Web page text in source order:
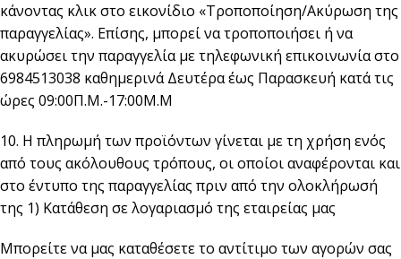
κάνοντας κλικ στο εικονίδιο «Τροποποίηση/Ακύρωση της
παραγγελίας». Επίσης, μπορεί να τροποποιήσει ή να
ακυρώσει την παραγγελία με τηλεφωνική επικοινωνία στο
6984513038 καθημερινά Δευτέρα έως Παρασκευή κατά τις
ώρες 09:00Π.Μ.-17:00Μ.Μ
10. Η πληρωμή των προϊόντων γίνεται με τη χρήση ενός
από τους ακόλουθους τρόπους, οι οποίοι αναφέρονται και
στο έντυπο της παραγγελίας πριν από την ολοκλήρωσή
της 1) Κατάθεση σε λογαριασμό της εταιρείας μας
Μπορείτε να μας καταθέσετε το αντίτιμο των αγορών σας